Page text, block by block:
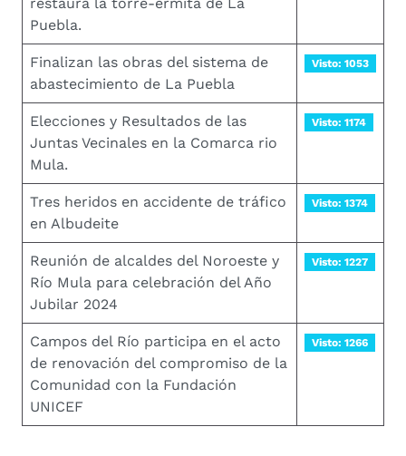
Puebla.
Finalizan las obras del sistema de
abastecimiento de La Puebla
Visto: 1053
Elecciones y Resultados de las
Juntas Vecinales en la Comarca rio
Mula.
Visto: 1174
Tres heridos en accidente de tráfico
en Albudeite
Visto: 1374
Reunión de alcaldes del Noroeste y
Río Mula para celebración del Año
Jubilar 2024
Visto: 1227
Campos del Río participa en el acto
de renovación del compromiso de la
Comunidad con la Fundación
UNICEF
Visto: 1266